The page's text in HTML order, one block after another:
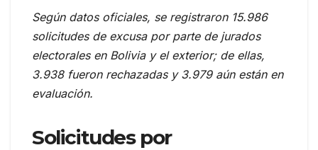
Según datos oficiales, se registraron 15.986
solicitudes de excusa por parte de jurados
electorales en Bolivia y el exterior; de ellas,
3.938 fueron rechazadas y 3.979 aún están en
evaluación.
Solicitudes por